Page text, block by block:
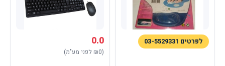
לפרטים 03-5529331 0.0
(₪0 לפני מע"מ)